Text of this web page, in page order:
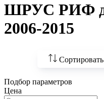
ШРУС РИФ
2006-2015
По возрастанию
Подбор параметров
Цена